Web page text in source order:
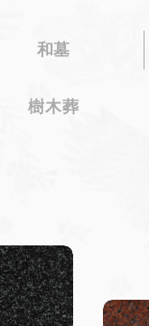
和墓
樹木葬